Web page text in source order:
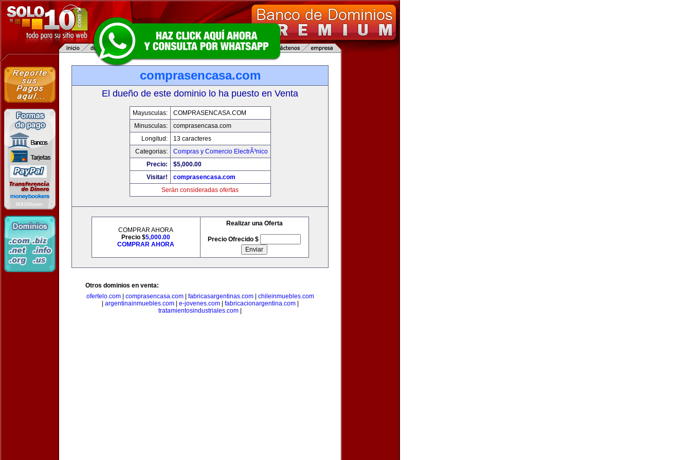
comprasencasa.com
El dueño de este dominio lo ha puesto en Venta
Mayusculas:
COMPRASENCASA.COM
Minusculas:
comprasencasa.com
Longitud:
13 caracteres
Categorias:
Compras y Comercio ElectrÃ³nico
Precio:
$5,000.00
Visitar!
comprasencasa.com
Serán consideradas ofertas
COMPRAR AHORA
Precio $5,000.00
COMPRAR AHORA
Realizar una Oferta
Precio Ofrecido $
Otros dominios en venta:
ofertelo.com| comprasencasa.com| fabricasargentinas.com| chileinmuebles.com
argentinainmuebles.com| e-jovenes.com| fabricacionargentina.com|
tratamientosindustriales.com